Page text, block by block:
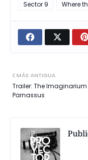
Sector 9
Where
MÁS ANTIGUA
Trailer: The Imaginarium
Parnassus